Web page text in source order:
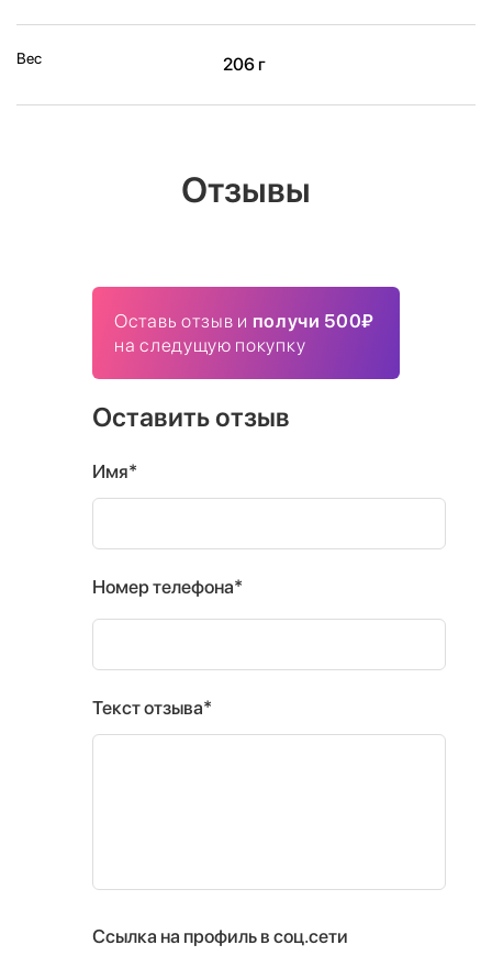
Вес 206 г
Отзывы
Оставь отзыв и получи 500₽
на следущую покупку
Оставить отзыв
Имя*
Номер телефона*
Текст отзыва*
Ссылка на профиль в соц.сети